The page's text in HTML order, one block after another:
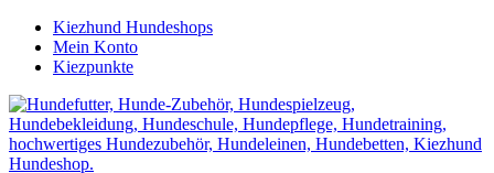
Kiezhund Hundeshops
Mein Konto
Kiezpunkte